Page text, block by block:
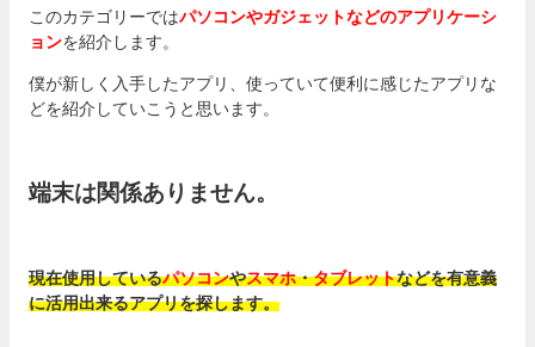
このカテゴリーではパソコンやガジェットなどのアプリケーシ
ョンを紹介します。
僕が新しく入手したアプリ、使っていて便利に感じたアプリな
どを紹介していこうと思います。
端末は関係ありません。
現在使用しているパソコンやスマホ・タブレットなどを有意義
に活用出来るアプリを探します。